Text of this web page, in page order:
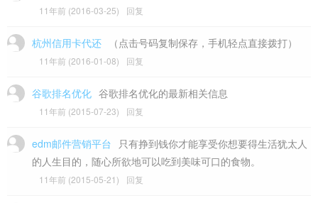
11年前 (2016-03-25) 回复
杭州信用卡代还 （点击号码复制保存，手机轻点直接拨打）
11年前 (2016-01-08) 回复
谷歌排名优化 谷歌排名优化的最新相关信息
11年前 (2015-07-23) 回复
edm邮件营销平台
只有挣到钱你才能享受你想要得生活犹太人
的人生目的，随心所欲地可以吃到美味可口的食物。
11年前 (2015-05-21) 回复